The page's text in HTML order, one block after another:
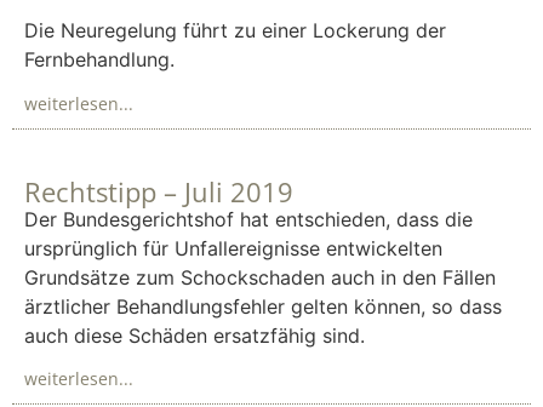
Die Neuregelung führt zu einer Lockerung der
Fernbehandlung.
weiterlesen...
Rechtstipp – Juli 2019
Der Bundesgerichtshof hat entschieden, dass die
ursprünglich für Unfallereignisse entwickelten
Grundsätze zum Schockschaden auch in den Fällen
ärztlicher Behandlungsfehler gelten können, so dass
auch diese Schäden ersatzfähig sind.
weiterlesen...